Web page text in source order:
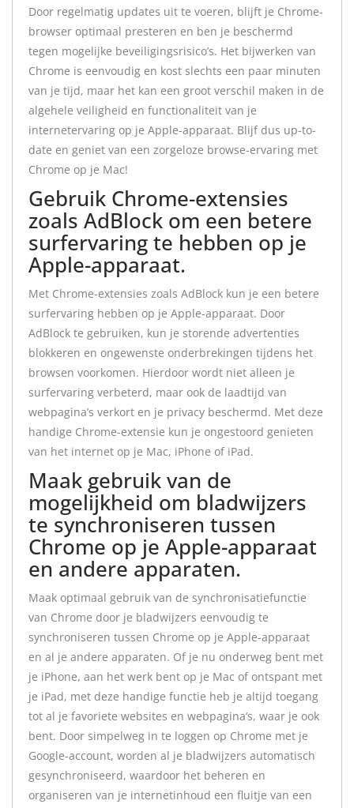
Door regelmatig updates uit te voeren, blijft je Chrome-
browser optimaal presteren en ben je beschermd
tegen mogelijke beveiligingsrisico’s. Het bijwerken van
Chrome is eenvoudig en kost slechts een paar minuten
van je tijd, maar het kan een groot verschil maken in de
algehele veiligheid en functionaliteit van je
internetervaring op je Apple-apparaat. Blijf dus up-to-
date en geniet van een zorgeloze browse-ervaring met
Chrome op je Mac!
Gebruik Chrome-extensies
zoals AdBlock om een ​​betere
surfervaring te hebben op je
Apple-apparaat.
Met Chrome-extensies zoals AdBlock kun je een betere
surfervaring hebben op je Apple-apparaat. Door
AdBlock te gebruiken, kun je storende advertenties
blokkeren en ongewenste onderbrekingen tijdens het
browsen voorkomen. Hierdoor wordt niet alleen je
surfervaring verbeterd, maar ook de laadtijd van
webpagina’s verkort en je privacy beschermd. Met deze
handige Chrome-extensie kun je ongestoord genieten
van het internet op je Mac, iPhone of iPad.
Maak gebruik van de
mogelijkheid om bladwijzers
te synchroniseren tussen
Chrome op je Apple-apparaat
en andere apparaten.
Maak optimaal gebruik van de synchronisatiefunctie
van Chrome door je bladwijzers eenvoudig te
synchroniseren tussen Chrome op je Apple-apparaat
en al je andere apparaten. Of je nu onderweg bent met
je iPhone, aan het werk bent op je Mac of ontspant met
je iPad, met deze handige functie heb je altijd toegang
tot al je favoriete websites en webpagina’s, waar je ook
bent. Door simpelweg in te loggen op Chrome met je
Google-account, worden al je bladwijzers automatisch
gesynchroniseerd, waardoor het beheren en
organiseren van je internetinhoud een fluitje van een